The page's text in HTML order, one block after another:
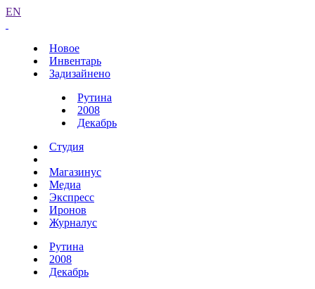
EN
Новое
Инвентарь
Задизайнено
Рутина
2008
Декабрь
Студия
Магазинус
Медиа
Экспресс
Иронов
Журналус
Рутина
2008
Декабрь